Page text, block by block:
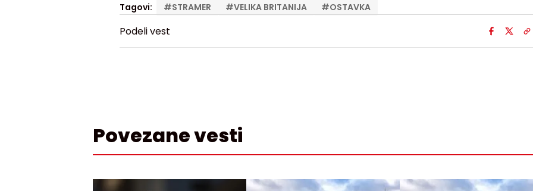
Tagovi: #STRAMER #VELIKA BRITANIJA #OSTAVKA
Podeli vest
Povezane vesti